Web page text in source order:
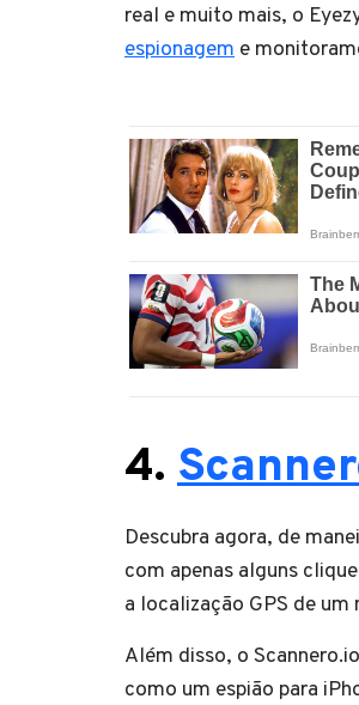
real e muito mais, o
espionagem e
4.
Descubra agora, de
com apenas alguns
a localização GPS de
Além disso, o
como um espião para